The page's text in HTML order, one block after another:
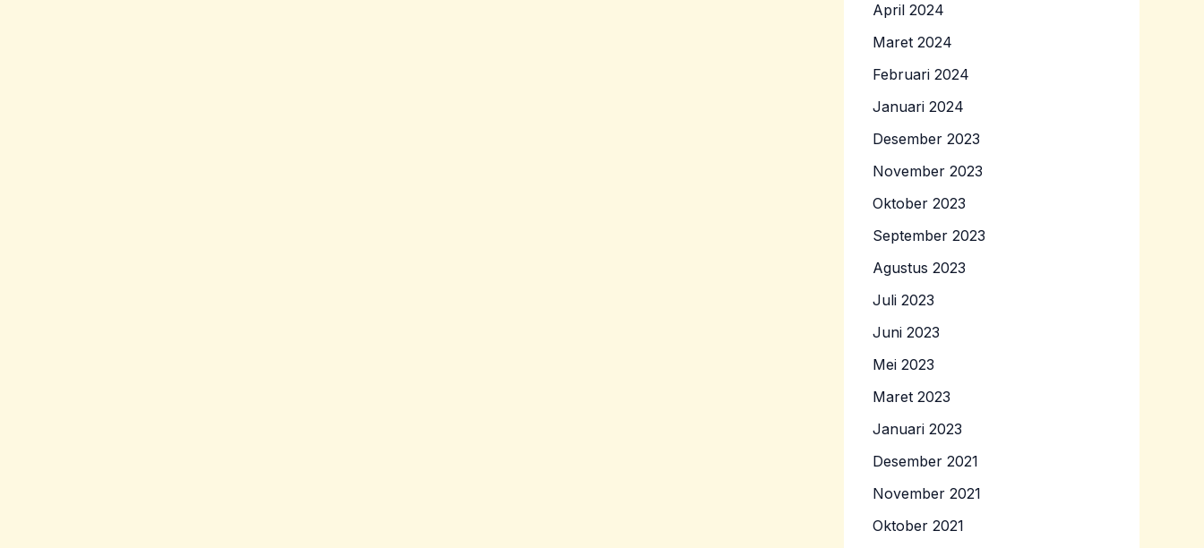
April 2024
Maret 2024
Februari 2024
Januari 2024
Desember 2023
November 2023
Oktober 2023
September 2023
Agustus 2023
Juli 2023
Juni 2023
Mei 2023
Maret 2023
Januari 2023
Desember 2021
November 2021
Oktober 2021